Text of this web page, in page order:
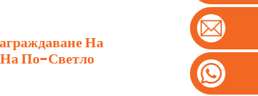
На
На По-Светло